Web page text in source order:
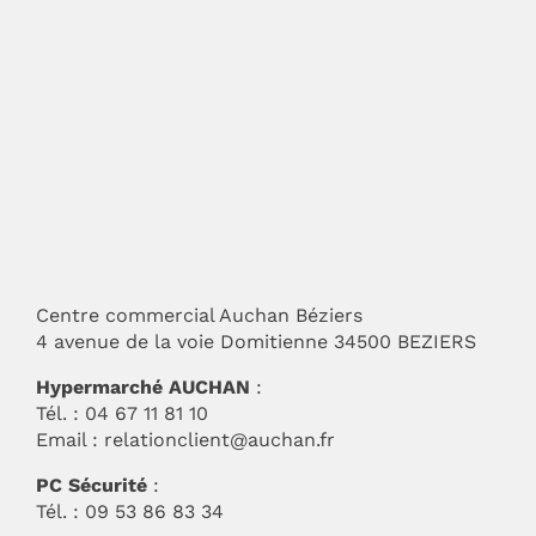
Centre commercial Auchan Béziers
4 avenue de la voie Domitienne 34500 BEZIERS
Hypermarché AUCHAN :
Tél. : 04 67 11 81 10
Email : relationclient@auchan.fr
PC Sécurité :
Tél. : 09 53 86 83 34